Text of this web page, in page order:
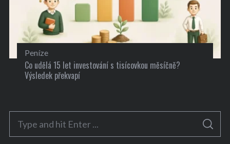
Peníze
Co udělá 15 let investování s tisícovkou měsíčně?
Výsledek překvapí
S
A